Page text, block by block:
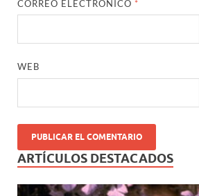
CORREO ELECTRÓNICO *
WEB
ARTÍCULOS DESTACADOS